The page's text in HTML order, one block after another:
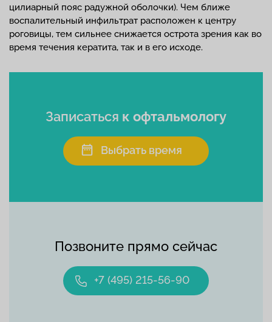
цилиарный пояс радужной оболочки). Чем ближе
воспалительный инфильтрат расположен к центру
роговицы, тем сильнее снижается острота зрения как во
время течения кератита, так и в его исходе.
Позвоните прямо сейчас
+7 (495) 215-56-90
Записаться к офтальмологу
Выбрать время